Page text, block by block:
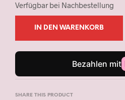
Verfügbar bei Nachbestellung
IN DEN WARENKORB
SHARE THIS PRODUCT